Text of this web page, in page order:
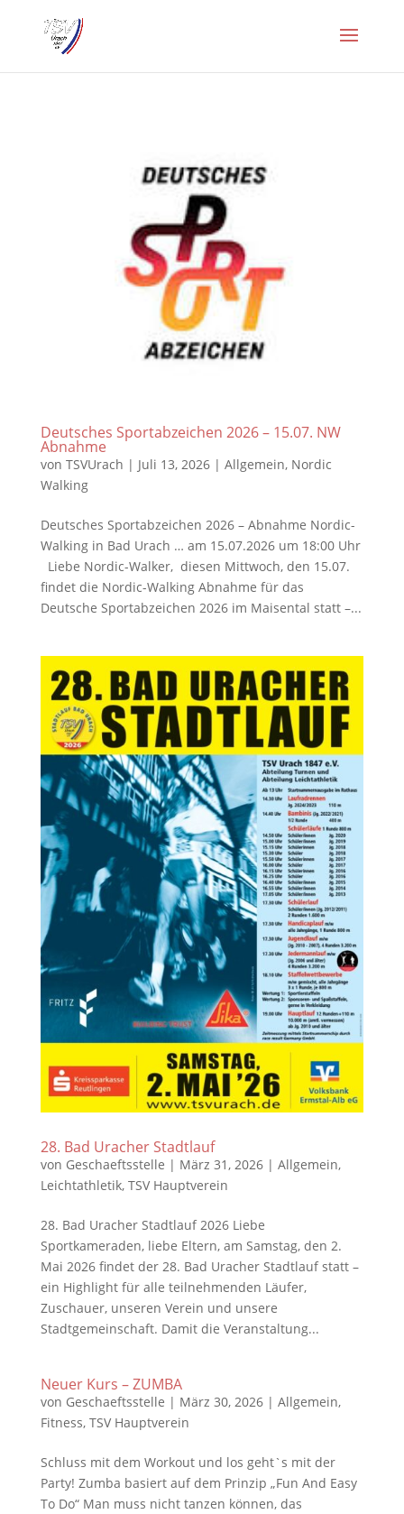
Deutsches Sportabzeichen 2026 – 15.07. NW
Abnahme
von TSVUrach | Juli 13, 2026| Allgemein, Nordic
Walking
Deutsches Sportabzeichen 2026 – Abnahme Nordic-
Walking in Bad Urach … am 15.07.2026 um 18:00 Uhr
Liebe Nordic-Walker, diesen Mittwoch, den 15.07.
findet die Nordic-Walking Abnahme für das
Deutsche Sportabzeichen 2026 im Maisental statt –...
28. Bad Uracher Stadtlauf
von Geschaeftsstelle | März 31, 2026| Allgemein,
Leichtathletik, TSV Hauptverein
28. Bad Uracher Stadtlauf 2026 Liebe
Sportkameraden, liebe Eltern, am Samstag, den 2.
Mai 2026 findet der 28. Bad Uracher Stadtlauf statt –
ein Highlight für alle teilnehmenden Läufer,
Zuschauer, unseren Verein und unsere
Stadtgemeinschaft. Damit die Veranstaltung...
Neuer Kurs – ZUMBA
von Geschaeftsstelle | März 30, 2026| Allgemein,
Fitness, TSV Hauptverein
Schluss mit dem Workout und los geht`s mit der
Party! Zumba basiert auf dem Prinzip „Fun And Easy
To Do“ Man muss nicht tanzen können, das